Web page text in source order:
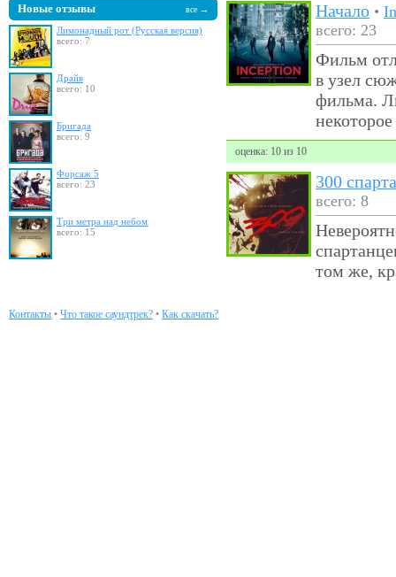
Новые отзывы все →
Лимонадный рот (Русская версия)
всего: 7
Драйв
всего: 10
Бригада
всего: 9
Форсаж 5
всего: 23
Три метра над небом
всего: 15
Начало •
всего: 23
Фильм
в узел
фильма.
оценка: 10 из 10
300
всего: 8
том же,
Контакты • Что такое саундтрек? • Как скачать?